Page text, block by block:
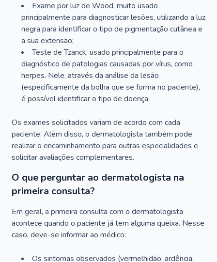
Exame por luz de Wood, muito usado
principalmente para diagnosticar lesões, utilizando a luz
negra para identificar o tipo de pigmentação cutânea e
a sua extensão;
Teste de Tzanck, usado principalmente para o
diagnóstico de patologias causadas por vírus, como
herpes. Nele, através da análise da lesão
(especificamente da bolha que se forma no paciente),
é possível identificar o tipo de doença.
Os exames solicitados variam de acordo com cada
paciente. Além disso, o dermatologista também pode
realizar o encaminhamento para outras especialidades e
solicitar avaliações complementares.
O que perguntar ao dermatologista na
primeira consulta?
Em geral, a primeira consulta com o dermatologista
acontece quando o paciente já tem alguma queixa. Nesse
caso, deve-se informar ao médico:
Os sintomas observados (vermelhidão, ardência,